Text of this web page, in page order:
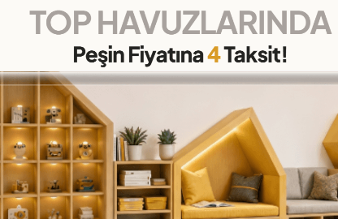
Benzer Kümeleri eşleştirme 6dan 10a
Benzer Kümeleri
(KMY4025)
₺265,00 (KDV
₺29,44 `den başlayan